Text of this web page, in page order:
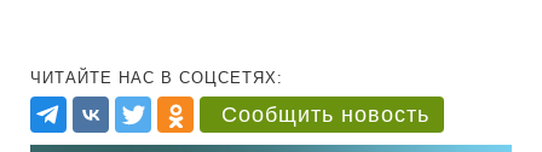
ЧИТАЙТЕ НАС В СОЦСЕТЯХ:
Сообщить новость